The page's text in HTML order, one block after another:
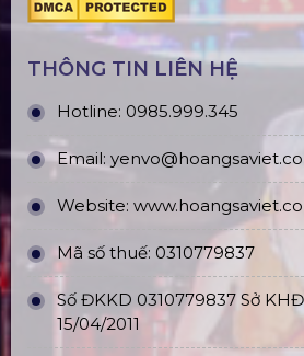
THÔNG TIN LIÊN HỆ
Hotline: 0985.999.345
Email:
Website:
Mã số thuế: 0310779837
Số ĐKKD 0310779837 Sở
15/04/2011